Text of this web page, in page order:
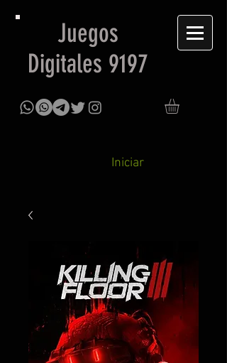
Juegos
Digitales 9197
Iniciar